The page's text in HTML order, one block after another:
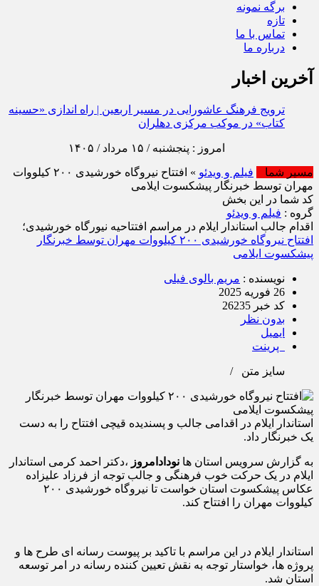
برگه نمونه
تازه
تماس با ما
درباره ما
آخرین اخبار
ترویج فرهنگ عاشورایی در مسیر اربعین | راه‌ اندازی «حسینه
کتاب» در موکب مرکزی دهلران
امروز : پنجشنبه / ۱۵ مرداد / ۱۴۰۵
مسیر شما
فیلم و ویدئو
» افتتاح نیروگاه خورشیدی ۲۰۰ کیلووات
مهران توسط خبرنگار پیشکسوت ایلامی
کد شما در این بخش
گروه : فیلم و ویدئو
اقدام جالب استاندار ایلام در مراسم افتتاحیه نیورگاه خورشیدی؛
افتتاح نیروگاه خورشیدی ۲۰۰ کیلووات مهران توسط خبرنگار
پیشکسوت ایلامی
نویسنده : مریم بالوی فیلی
26 فوریه 2025
کد خبر 26235
بدون نظر
ایمیل
پرینت
سایز متن /
استاندار ایلام در اقدامی جالب و پسندیده قیچی افتتاح را به دست
یک خبرنگار داد.
به گزارش سرویس استان ها نودادامروز ،دکتر احمد کرمی استاندار
ایلام در یک حرکت خوب فرهنگی و جالب توجه از فرزاد علیزاده
عکاس پیشکسوت استان خواست تا نیروگاه خورشیدی ۲۰۰
کیلووات مهران را افتتاح کند.
استاندار ایلام در این مراسم با تاکید بر پیوست رسانه ای طرح ها و
پروژه ها، خواستار توجه به نقش تعیین کننده رسانه‌ در امر توسعه
استان شد.